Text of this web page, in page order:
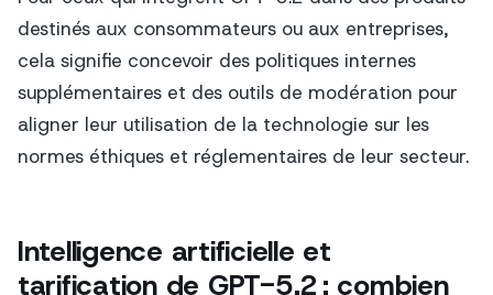
destinés aux consommateurs ou aux entreprises,
cela signifie concevoir des politiques internes
supplémentaires et des outils de modération pour
aligner leur utilisation de la technologie sur les
normes éthiques et réglementaires de leur secteur.
Intelligence artificielle et
tarification de GPT-5.2 : combien